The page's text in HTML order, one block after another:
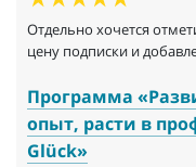
Отдельно хочется
цену подписки и
Программа
опыт, расти в
Glück»